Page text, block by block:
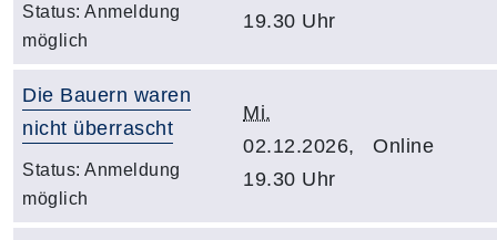
Status: Anmeldung
möglich
19.30 Uhr
Die Bauern waren
nicht überrascht
Status: Anmeldung
möglich
Mi.
02.12.2026,
19.30 Uhr
Online